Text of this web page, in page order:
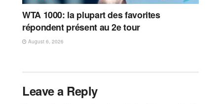
WTA 1000: la plupart des favorites
répondent présent au 2e tour
August 6, 2026
Leave a Reply